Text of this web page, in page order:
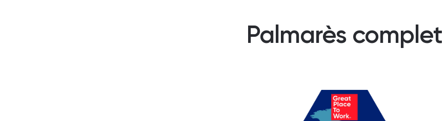
Palmarès complet